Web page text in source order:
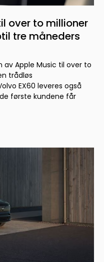
over to millioner
tre måneders
av Apple Music til over to
trådløs
EX60 leveres også
første kundene får